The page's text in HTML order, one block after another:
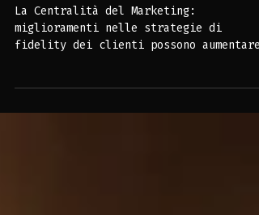
Stabilità Aziendale: Il
Marketing
miglioramenti nelle strategie di
fidelity dei clienti possono